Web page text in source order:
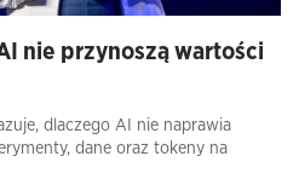
nie przynoszą wartości
dlaczego AI nie naprawia
dane oraz tokeny na